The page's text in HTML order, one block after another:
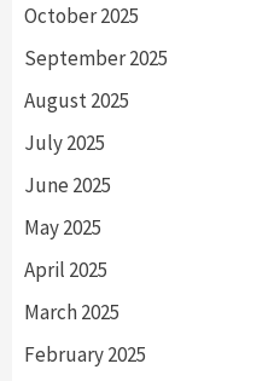
October 2025
September 2025
August 2025
July 2025
June 2025
May 2025
April 2025
March 2025
February 2025